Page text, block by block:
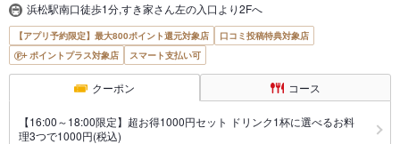
浜松駅南口徒歩1分,すき家さん左の入口より2Fへ
【アプリ予約限定】最大800ポイント還元対象店
口コミ投稿特典対象店
ポイントプラス対象店
スマート支払い可
クーポン コース
【16:00～18:00限定】超お得1000円セット ドリンク1杯に選べるお料
理3つで1000円(税込)